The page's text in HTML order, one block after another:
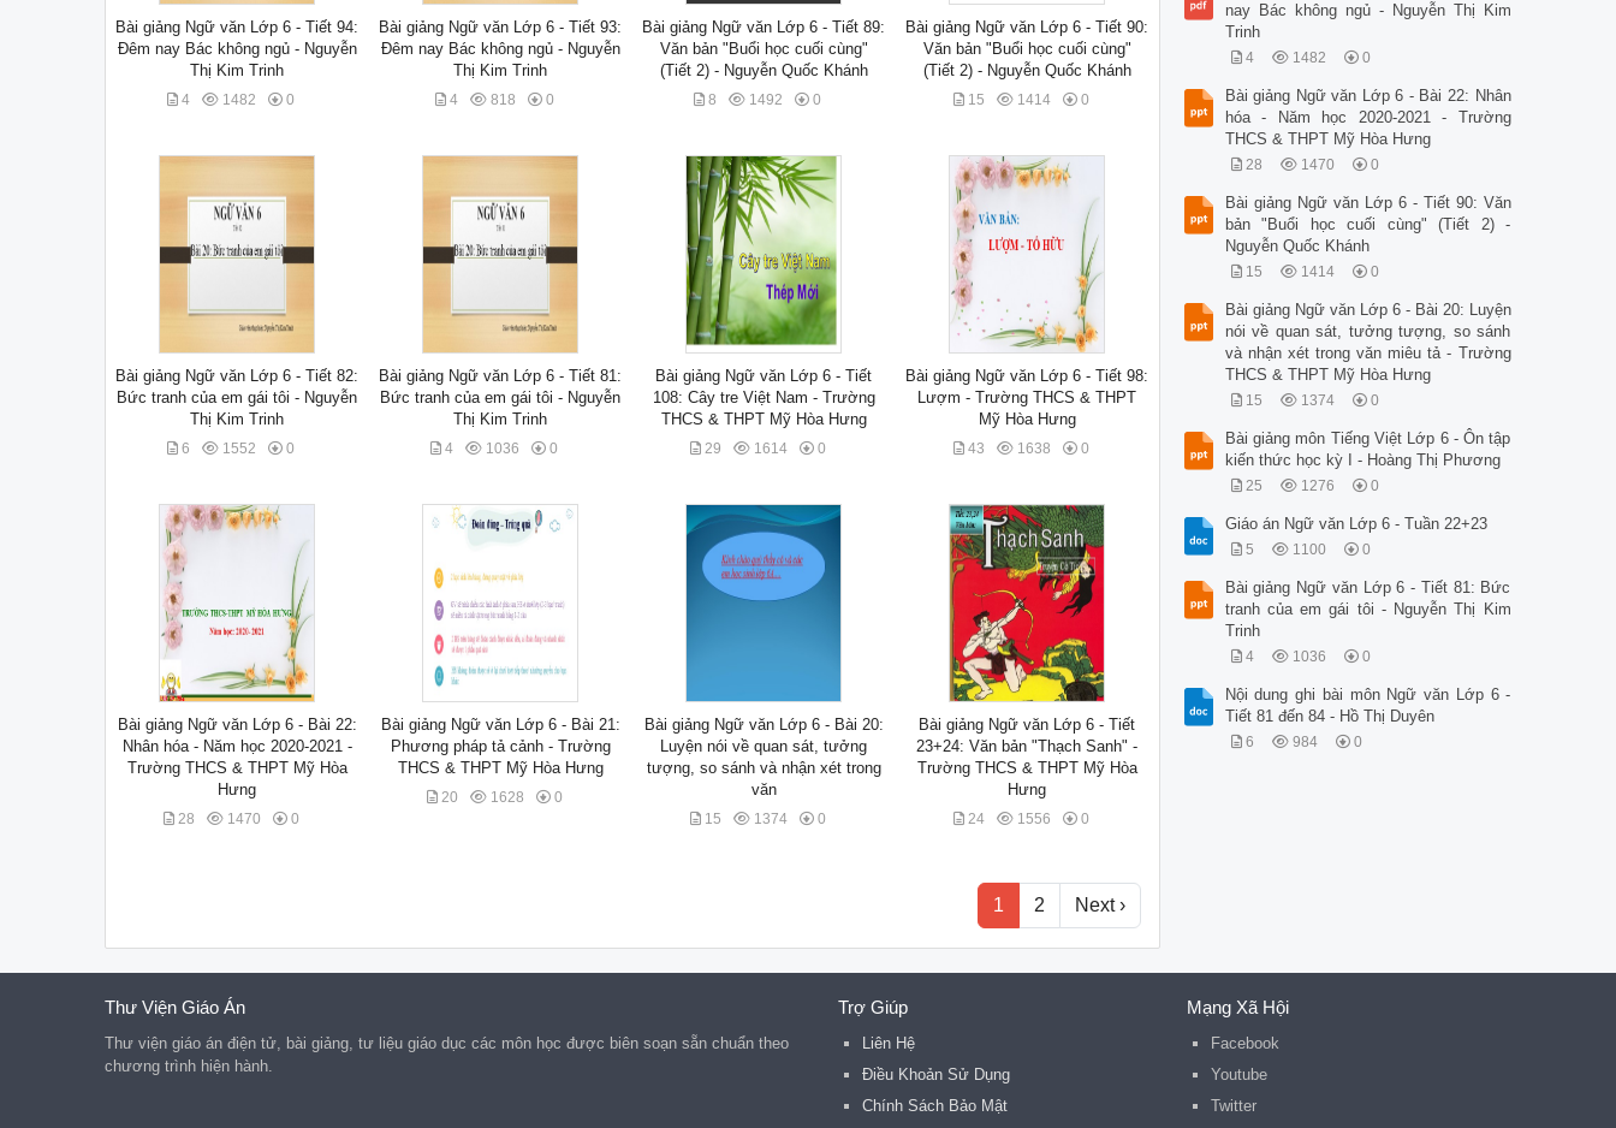
Bài giảng Ngữ văn Lớp 6 - Tiết 94:
Đêm nay Bác không ngủ - Nguyễn
Thị Kim Trinh
4 1482 0
Bài giảng Ngữ văn Lớp 6 - Tiết 93:
Đêm nay Bác không ngủ - Nguyễn
Thị Kim Trinh
4 818 0
Bài giảng Ngữ văn Lớp 6 - Tiết 89:
Văn bản "Buổi học cuối cùng"
(Tiết 2) - Nguyễn Quốc Khánh
8 1492 0
Bài giảng Ngữ văn Lớp 6 - Tiết 90:
Văn bản "Buổi học cuối cùng"
(Tiết 2) - Nguyễn Quốc Khánh
15 1414 0
Bài giảng Ngữ văn Lớp 6 - Tiết 82:
Bức tranh của em gái tôi - Nguyễn
Thị Kim Trinh
6 1552 0
Bài giảng Ngữ văn Lớp 6 - Tiết 81:
Bức tranh của em gái tôi - Nguyễn
Thị Kim Trinh
4 1036 0
Bài giảng Ngữ văn Lớp 6 - Tiết
108: Cây tre Việt Nam - Trường
THCS & THPT Mỹ Hòa Hưng
29 1614 0
Bài giảng Ngữ văn Lớp 6 - Tiết 98:
Lượm - Trường THCS & THPT
Mỹ Hòa Hưng
43 1638 0
Bài giảng Ngữ văn Lớp 6 - Bài 22:
Nhân hóa - Năm học 2020-2021 -
Trường THCS & THPT Mỹ Hòa
Hưng
28 1470 0
Bài giảng Ngữ văn Lớp 6 - Bài 21:
Phương pháp tả cảnh - Trường
THCS & THPT Mỹ Hòa Hưng
20 1628 0
Bài giảng Ngữ văn Lớp 6 - Bài 20:
Luyện nói về quan sát, tưởng
tượng, so sánh và nhận xét trong
văn
15 1374 0
Bài giảng Ngữ văn Lớp 6 - Tiết
23+24: Văn bản "Thạch Sanh" -
Trường THCS & THPT Mỹ Hòa
Hưng
24 1556 0
1 2 Next ›
nay Bác không ngủ - Nguyễn Thị Kim
Trinh
4 1482 0
Bài giảng Ngữ văn Lớp 6 - Bài 22: Nhân
hóa - Năm học 2020-2021 - Trường
THCS & THPT Mỹ Hòa Hưng
28 1470 0
Bài giảng Ngữ văn Lớp 6 - Tiết 90: Văn
bản "Buổi học cuối cùng" (Tiết 2) -
Nguyễn Quốc Khánh
15 1414 0
Bài giảng Ngữ văn Lớp 6 - Bài 20: Luyện
nói về quan sát, tưởng tượng, so sánh
và nhận xét trong văn miêu tả - Trường
THCS & THPT Mỹ Hòa Hưng
15 1374 0
Bài giảng môn Tiếng Việt Lớp 6 - Ôn tập
kiến thức học kỳ I - Hoàng Thị Phương
25 1276 0
Giáo án Ngữ văn Lớp 6 - Tuần 22+23
5 1100 0
Bài giảng Ngữ văn Lớp 6 - Tiết 81: Bức
tranh của em gái tôi - Nguyễn Thị Kim
Trinh
4 1036 0
Nội dung ghi bài môn Ngữ văn Lớp 6 -
Tiết 81 đến 84 - Hồ Thị Duyên
6 984 0
Thư Viện Giáo Án
Thư viện giáo án điện tử, bài giảng, tư liệu giáo dục các môn học được biên soạn sẵn chuẩn theo
chương trình hiện hành.
Trợ Giúp
Liên Hệ
Điều Khoản Sử Dụng
Chính Sách Bảo Mật
Mạng Xã Hội
Facebook
Youtube
Twitter